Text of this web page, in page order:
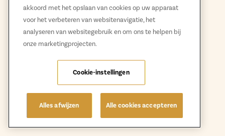
akkoord met het opslaan van cookies op uw apparaat
voor het verbeteren van websitenavigatie, het
analyseren van websitegebruik en om ons te helpen bij
onze marketingprojecten.
Cookie-instellingen
Alles afwijzen Alle cookies accepteren